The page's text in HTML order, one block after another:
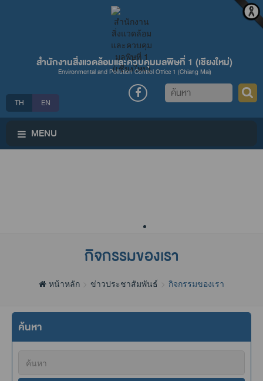
สำนักงานสิ่งแวดล้อมและควบคุมมลพิษที่ 1 (เชียงใหม่่)
Environmental and Pollution Control Office 1 (Chiang Mai)
TH EN
ค้นหา
MENU
กิจกรรมของเรา
หน้าหลัก ข่าวประชาสัมพันธ์ กิจกรรมของเรา
ค้นหา